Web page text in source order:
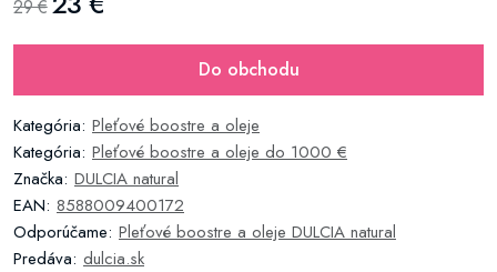
29 €
Do obchodu
Kategória: Pleťové boostre a oleje
Kategória: Pleťové boostre a oleje do 1000 €
Značka: DULCIA natural
EAN: 8588009400172
Odporúčame: Pleťové boostre a oleje DULCIA natural
Predáva: dulcia.sk